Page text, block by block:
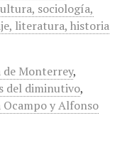
sociología,
literatura, historia
de Monterrey,
del diminutivo,
y Alfonso